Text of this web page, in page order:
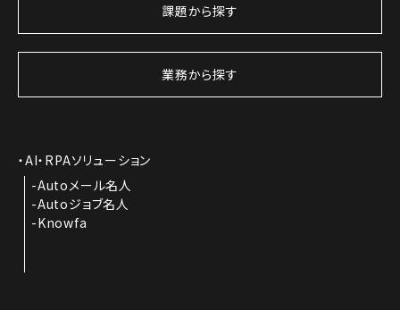
課題から探す
業務から探す
AI・RPAソリューション
Autoメール名人
Autoジョブ名人
Knowfa